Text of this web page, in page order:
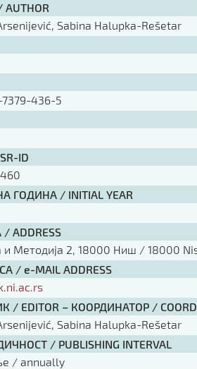
Sabina Halupka-Rešetar
436-5
ID
ГОДИНА / INITIAL YEAR
ADDRESS
Методија 2, 18000 Ниш / 18000
/ e-MAIL ADDRESS
/ EDITOR – КООРДИНАТОР /
Sabina Halupka-Rešetar
/ PUBLISHING INTERVAL
/ annually